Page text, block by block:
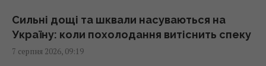
США
08:49 п'ятниця, 07 серпня 2026
Сильні дощі та шквали насуваються на
Україну: коли похолодання витіснить спеку
7 серпня 2026, 09:19